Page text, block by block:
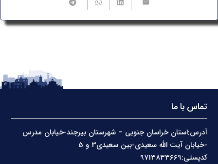
تماس با ما
آدرس:استان خراسان جنوبی – شهرستان بیرجند-خیابان مدرس
کدپستی:9713833669